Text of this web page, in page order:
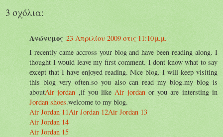
3 σχόλια:
Ανώνυμος 23 Απριλίου 2009 στις 11:10 μ.μ.
I recently came accross your blog and have been reading along. I
thought I would leave my first comment. I dont know what to say
except that I have enjoyed reading. Nice blog. I will keep visiting
this blog very often.so you also can read my blog.my blog is
aboutAir jordan ,if you likeAir jordanor you are intersting in
Jordan shoes.welcome to my blog.
Air Jordan 11Air Jordan 12Air Jordan 13
Air Jordan 14
Air Jordan 15